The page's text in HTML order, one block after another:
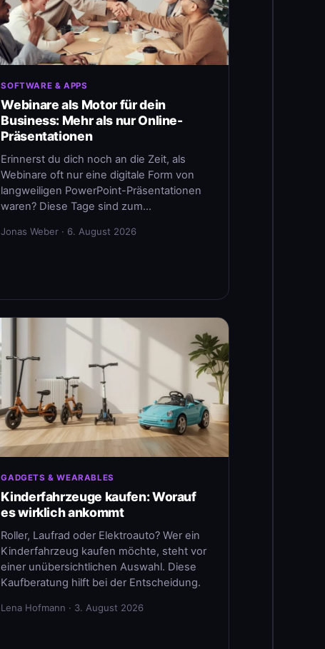
SOFTWARE & APPS
Webinare als Motor für dein
Business: Mehr als nur Online-
Präsentationen
Erinnerst du dich noch an die Zeit, als
Webinare oft nur eine digitale Form von
langweiligen PowerPoint-Präsentationen
waren? Diese Tage sind zum…
Jonas Weber · 6. August 2026
GADGETS & WEARABLES
Kinderfahrzeuge kaufen: Worauf
es wirklich ankommt
Roller, Laufrad oder Elektroauto? Wer ein
Kinderfahrzeug kaufen möchte, steht vor
einer unübersichtlichen Auswahl. Diese
Kaufberatung hilft bei der Entscheidung.
Lena Hofmann · 3. August 2026